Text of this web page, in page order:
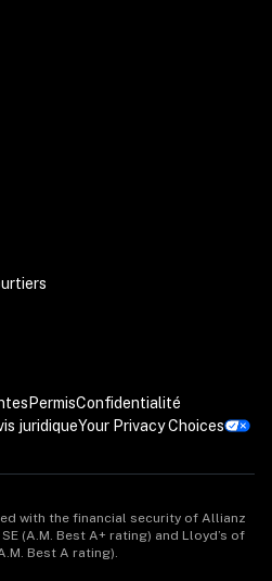
PermisConfidentialité
juridiqueYour Privacy Choices
with the financial security of Allianz
(A.M. Best A+ rating) and Lloyd’s of
Best A rating).